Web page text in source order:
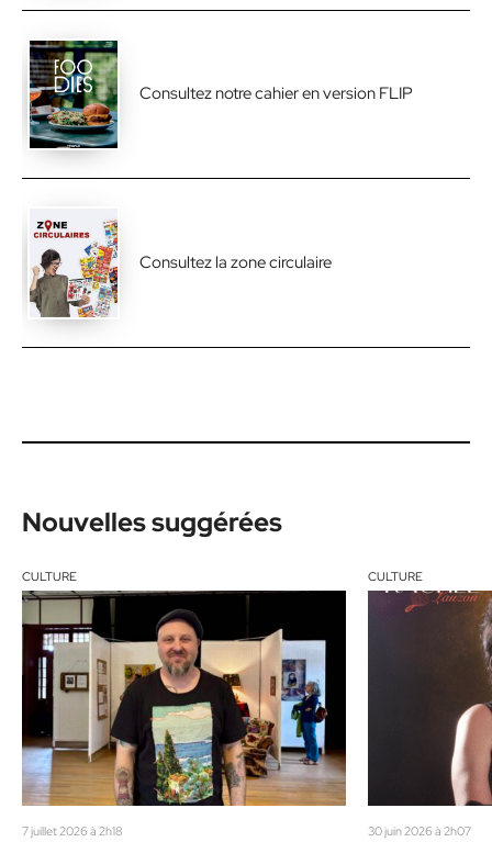
Consultez notre cahier en version FLIP
Consultez la zone circulaire
Nouvelles suggérées
CULTURE
7 juillet 2026 à 2h18
CULTURE
30 juin 2026 à 2h07